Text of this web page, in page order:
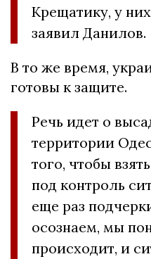
Крещатику, у
заявил Данилов.
В то же время,
готовы к защите.
Речь идет о
территории
того, чтобы
под контроль
еще раз
осознаем, мы
происходит, и